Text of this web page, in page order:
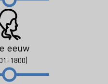
eeuw
1800)